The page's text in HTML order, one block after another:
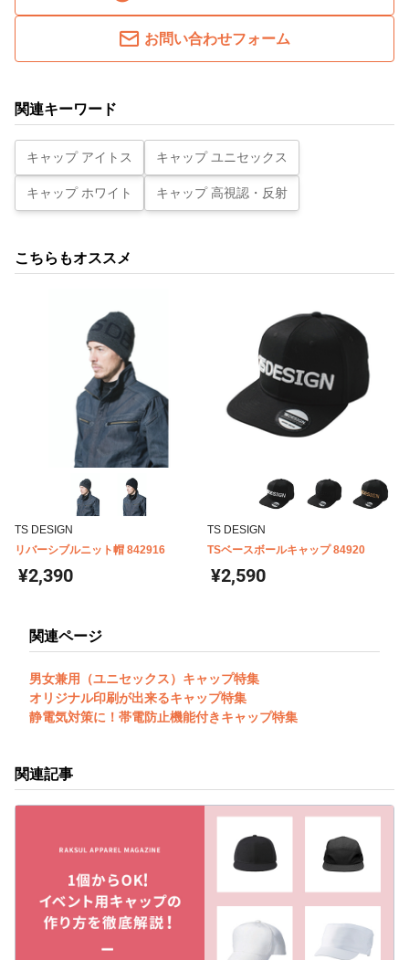
お問い合わせフォーム
関連キーワード
キャップ アイトス キャップ ユニセックス
キャップ ホワイト キャップ 高視認・反射
こちらもオススメ
TS DESIGN
リバーシブルニット帽 842916
¥2,390
TS DESIGN
TSベースボールキャップ 84920
¥2,590
関連ページ
男女兼用（ユニセックス）キャップ特集
オリジナル印刷が出来るキャップ特集
静電気対策に！帯電防止機能付きキャップ特集
関連記事